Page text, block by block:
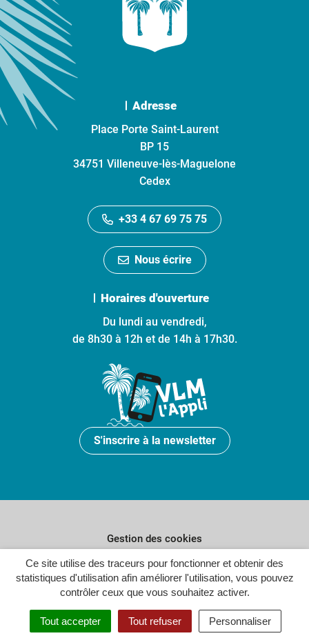
Ce site utilise des traceurs pour fonctionner et obtenir des
statistiques d'utilisation afin améliorer l'utilisation, vous pouvez
contrôler ceux que vous souhaitez activer.
Tout accepter Tout refuser Personnaliser
Adresse
Place Porte Saint-Laurent
BP 15
34751 Villeneuve-lès-Maguelone
Cedex
+33 4 67 69 75 75
Nous écrire
Horaires d'ouverture
Du lundi au vendredi,
de 8h30 à 12h et de 14h à 17h30.
S'inscrire à la newsletter
Gestion des cookies
Plan du site
Politique de confidentialité
Crédits